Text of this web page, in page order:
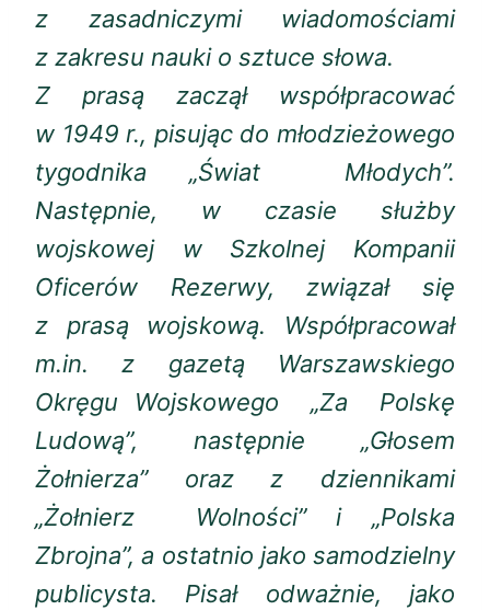
z zasadniczymi wiadomościami
z zakresu nauki o sztuce słowa.
Z prasą zaczął współpracować
w 1949 r., pisując do młodzieżowego
tygodnika „Świat Młodych”.
Następnie, w czasie służby
wojskowej w Szkolnej Kompanii
Oficerów Rezerwy, związał się
z prasą wojskową. Współpracował
m.in. z gazetą Warszawskiego
Okręgu Wojskowego „Za Polskę
Ludową”, następnie „Głosem
Żołnierza” oraz z dziennikami
„Żołnierz Wolności” i „Polska
Zbrojna”, a ostatnio jako samodzielny
publicysta. Pisał odważnie, jako